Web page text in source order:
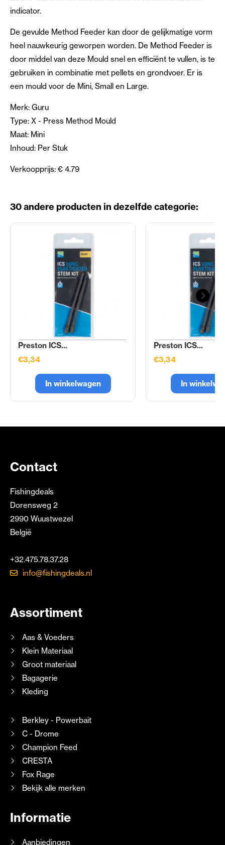
indicator.
De gevulde Method Feeder kan door de gelijkmatige vorm
heel nauwkeurig geworpen worden. De Method Feeder is
door middel van deze Mould snel en efficiënt te vullen, is te
gebruiken in combinatie met pellets en grondvoer. Er is
een mould voor de Mini, Small en Large.
Merk: Guru
Type: X - Press Method Mould
Maat: Mini
Inhoud: Per Stuk
Verkoopprijs: € 4.79
30 andere producten in dezelfde categorie:
Preston ICS...
€3,34
In winkelwagen
Preston ICS...
€3,34
In
Contact
Fishingdeals
Dorensweg 2
2990 Wuustwezel
België
+32.475.78.37.28
info@fishingdeals.nl
Assortiment
Aas & Voeders
Klein Materiaal
Groot materiaal
Bagagerie
Kleding
Berkley - Powerbait
C - Drome
Champion Feed
CRESTA
Fox Rage
Bekijk alle merken
Informatie
Aanbiedingen